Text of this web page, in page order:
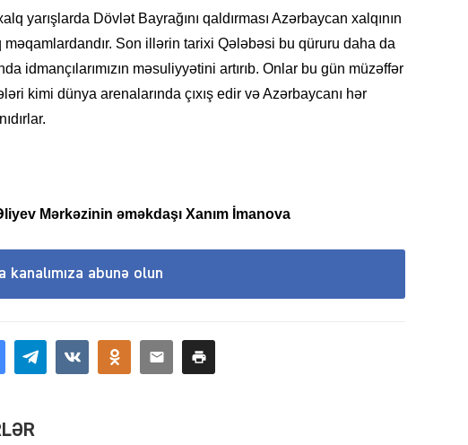
yarışlarda Dövlət Bayrağını qaldırması Azərbaycan xalqının
Son illərin tarixi Qələbəsi bu qüruru daha da
idmançılarımızın məsuliyyətini artırıb. Onlar bu gün müzəffər
kimi dünya arenalarında çıxış edir və Azərbaycanı hər
Mərkəzinin əməkdaşı Xanım İmanova
kanalımıza abunə olun